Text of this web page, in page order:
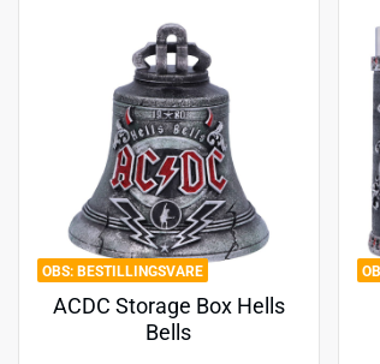
BESTILLINGSVARE
ACDC Storage Box Hells
Bells